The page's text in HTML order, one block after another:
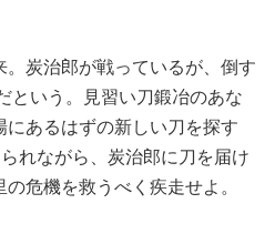
。炭治郎が戦っているが、倒す
という。見習い刀鍛冶のあな
あるはずの新しい刀を探す
れながら、炭治郎に刀を届け
危機を救うべく疾走せよ。